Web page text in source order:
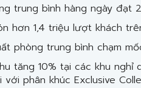
trung bình hàng ngày đạt
hơn 1,4 triệu lượt khách
phòng trung bình chạm
tăng 10% tại các khu
với phân khúc Exclusive